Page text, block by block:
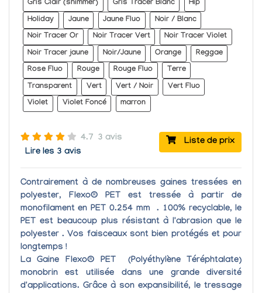
Gris Clair (shimmer)
Gris Tracer Blanc
Hip
Holiday
Jaune Jaune Fluo
Noir / Blanc
Noir Tracer Or
Noir Tracer Vert
Noir Tracer Violet
Noir Tracer jaune
Noir/Jaune Orange
Reggae
Rose Fluo
Rouge Rouge Fluo
Terre
Transparent
Vert Vert / Noir
Vert Fluo
Violet
Violet Foncé marron
Liste de prix
4.7 3 avis
Lire les 3 avis
Contrairement à de nombreuses gaines tressées en
polyester, Flexo® PET est tressée à partir de
monofilament en PET 0.254 mm . 100% recyclable, le
PET est beaucoup plus résistant à l'abrasion que le
polyester . Vos faisceaux sont bien protégés et pour
longtemps !
La Gaine Flexo® PET
(Polyéthylène Téréphtalate)
monobrin est utilisée dans une grande diversité
d'applications. Grâce à son expansibilité, le tressage